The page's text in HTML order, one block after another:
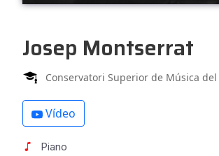
Josep Montserrat
Conservatori Superior de Música del
Vídeo
Piano